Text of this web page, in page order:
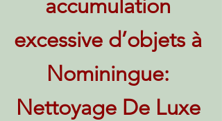
accumulation
excessive d’objets à
Nominingue:
Nettoyage De Luxe